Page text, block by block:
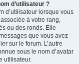
d’utilisateur ?
d’utilisateur lorsque vous
à votre rang,
ou des ronds. Elle
que vous avez
sur le forum. L’autre
sous le nom d’avatar
utilisateur.